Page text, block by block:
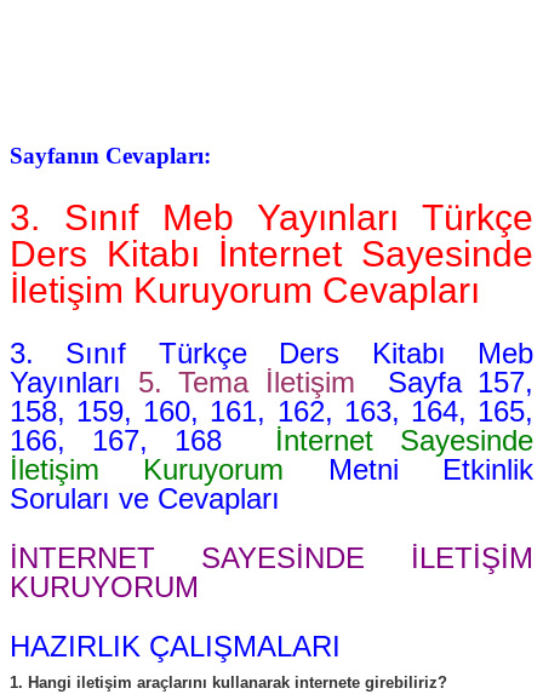
Sayfanın Cevapları:
3. Sınıf Meb Yayınları Türkçe
Ders Kitabı İnternet Sayesinde
İletişim Kuruyorum Cevapları
3. Sınıf Türkçe Ders Kitabı Meb
Yayınları 5. Tema İletişim
Sayfa 157,
158, 159, 160, 161, 162, 163, 164, 165,
166, 167, 168 İnternet Sayesinde
İletişim Kuruyorum Metni Etkinlik
Soruları ve Cevapları
İNTERNET SAYESİNDE İLETİŞİM
KURUYORUM
HAZIRLIK ÇALIŞMALARI
1. Hangi iletişim araçlarını kullanarak internete girebiliriz?